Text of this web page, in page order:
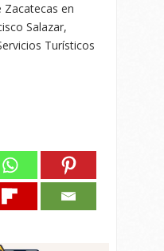
Zacatecas en
Salazar,
Turísticos